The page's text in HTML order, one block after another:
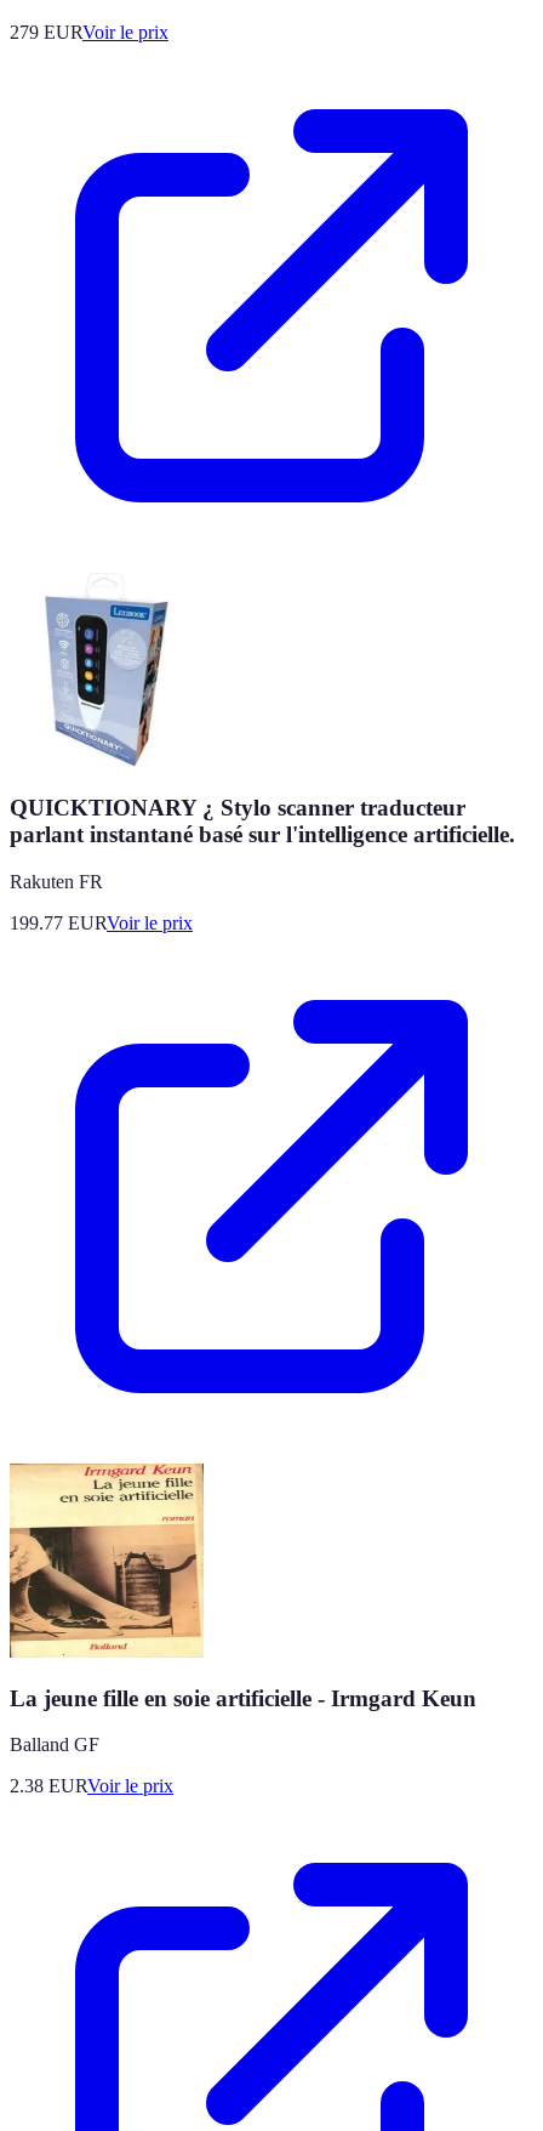
279 EURVoir le prix
QUICKTIONARY ¿ Stylo scanner traducteur
parlant instantané basé sur l'intelligence artificielle.
Rakuten FR
199.77 EURVoir le prix
La jeune fille en soie artificielle - Irmgard Keun
Balland GF
2.38 EURVoir le prix